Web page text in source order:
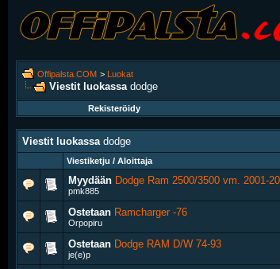
Offipalsta.COM > Luokat
Viestit luokassa dodge
Rekisteröidy
Viestit luokassa dodge
Viestiketju / Aloittaja
Myydään Dodge Ram 2500/3500 vm. 2001-
pmk885
Ostetaan Ramcharger -76
Orpopiru
Ostetaan Dodge RAM D/W 74-93
je(e)p